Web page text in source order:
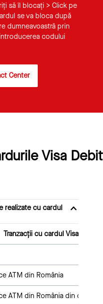
să îl blocați > Click pe
se va bloca după
dumneavoastră prin
codului
Center
Visa Debit
realizate cu cardul
Tranzacții cu cardul Visa Classic
ATM din România
ATM din România din contul